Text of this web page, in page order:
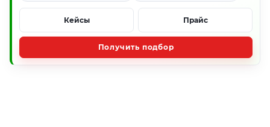
Кейсы Прайс
Получить подбор